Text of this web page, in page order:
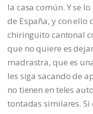
la casa común. Y se
de España, y con
chiringuito cantonal
que no quiere es
madrastra, que es
les siga sacando de
no tienen en teles
tontadas similares. Si